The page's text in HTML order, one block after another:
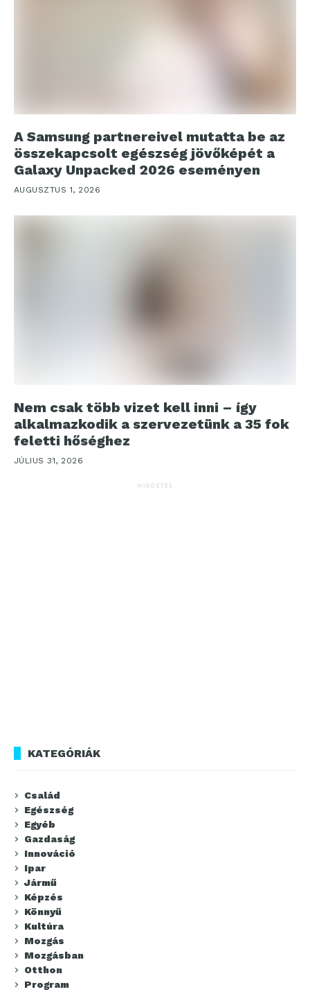
A Samsung partnereivel mutatta be az
összekapcsolt egészség jövőképét a
Galaxy Unpacked 2026 eseményen
AUGUSZTUS 1, 2026
Nem csak több vizet kell inni – így
alkalmazkodik a szervezetünk a 35 fok
feletti hőséghez
JÚLIUS 31, 2026
HIRDETÉS
KATEGÓRIÁK
Család
Egészség
Egyéb
Gazdaság
Innováció
Ipar
Jármű
Képzés
Könnyű
Kultúra
Mozgás
Mozgásban
Otthon
Program